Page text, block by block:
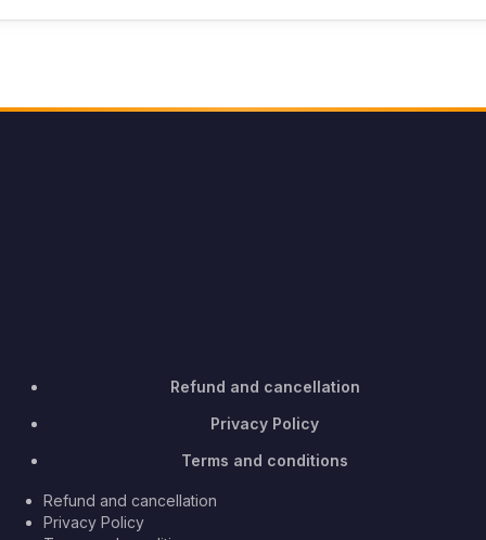
Refund and cancellation
Privacy Policy
Terms and conditions
Refund and cancellation
Privacy Policy